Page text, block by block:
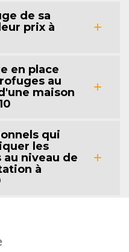
de sa
prix à
en place
au
maison
qui
les
niveau de
à